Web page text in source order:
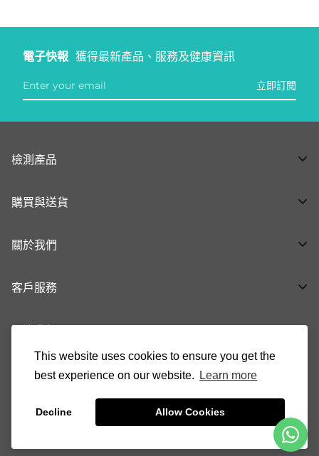
This website uses cookies to ensure you get the
best experience on our website.
Learn more
Decline Allow Cookies
電子快報 獲得最新產品、服務及健康資訊
立即訂閱
檢測產品
全部產品 ➝
泌尿生殖健康系列 ➝
基礎健康 ➝
購買與送貨
購物流程
退換貨及退款
關於我們
關於品牌
健康知「析」
常見問題
聯絡我們
客戶服務
cs@indicaid.com
90146321
關注我們
© 2025 INDICAID 保留所有權利 服務條款